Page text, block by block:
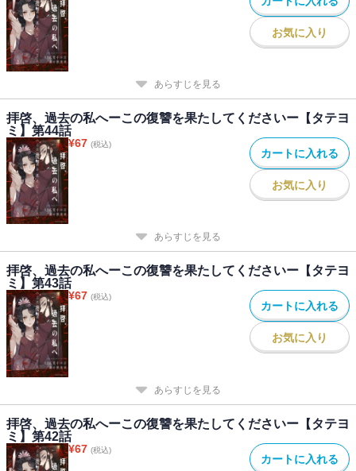
お気に入り
あらすじを見る
拝啓、過去の私へーこの復讐を果たしてくださいー【タテヨ
ミ】第44話
¥67 (税込)
カートに入れる
お気に入り
あらすじを見る
拝啓、過去の私へーこの復讐を果たしてくださいー【タテヨ
ミ】第43話
¥67 (税込)
カートに入れる
お気に入り
あらすじを見る
拝啓、過去の私へーこの復讐を果たしてくださいー【タテヨ
ミ】第42話
¥67 (税込)
カートに入れる